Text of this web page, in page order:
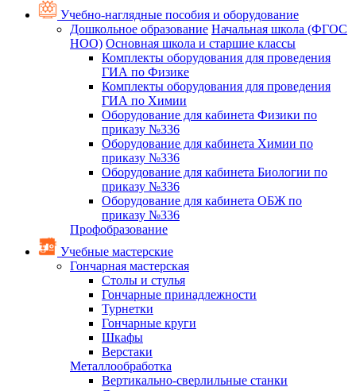
Учебно-наглядные пособия и оборудование
Дошкольное образование Начальная школа (ФГОС
НОО) Основная школа и старшие классы
Комплекты оборудования для проведения
ГИА по Физике
Комплекты оборудования для проведения
ГИА по Химии
Оборудование для кабинета Физики по
приказу №336
Оборудование для кабинета Химии по
приказу №336
Оборудование для кабинета Биологии по
приказу №336
Оборудование для кабинета ОБЖ по
приказу №336
Профобразование
Учебные мастерские
Гончарная мастерская
Столы и стулья
Гончарные принадлежности
Турнетки
Гончарные круги
Шкафы
Верстаки
Металлообработка
Вертикально-сверлильные станки